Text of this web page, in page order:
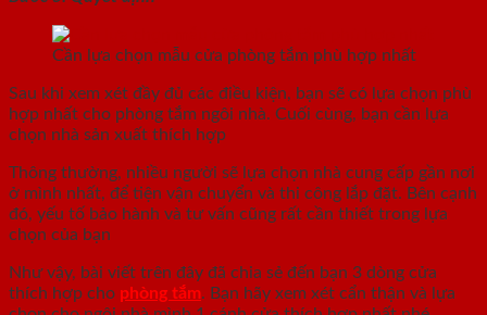
Cần lựa chọn mẫu cửa phòng tắm phù hợp nhất
Sau khi xem xét đầy đủ các điều kiện, bạn sẽ có lựa chọn phù
hợp nhất cho phòng tắm ngôi nhà. Cuối cùng, bạn cần lựa
chọn nhà sản xuất thích hợp
Thông thường, nhiều người sẽ lựa chọn nhà cung cấp gần nơi
ở mình nhất, để tiện vận chuyển và thi công lắp đặt. Bên cạnh
đó, yếu tố bảo hành và tư vấn cũng rất cần thiết trong lựa
chọn của bạn
Như vậy, bài viết trên đây đã chia sẻ đến bạn 3 dòng cửa
thích hợp cho phòng tắm. Bạn hãy xem xét cẩn thận và lựa